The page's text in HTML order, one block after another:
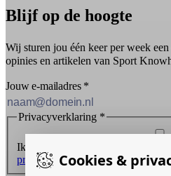
Cookies &
Blijf op de hoogte
Wij sturen jou één keer per week
opinies en artikelen van Sport
Jouw e-mailadres *
Privacyverklaring *
Ik ontvang graag de nieuwsbrief
privacyverklaring.